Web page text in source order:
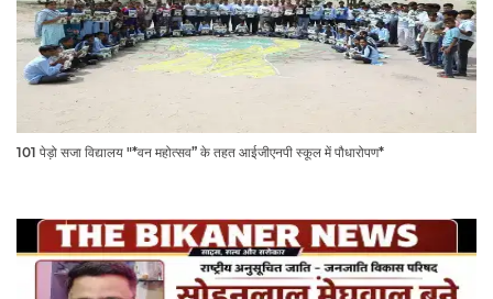
101 पेड़ो सजा विद्यालय "*वन महोत्सव” के तहत आईजीएनपी स्कूल में पौधारोपण*